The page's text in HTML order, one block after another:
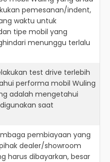
pemesanan/indent,
waktu untuk
tipe mobil yang
menunggu terlalu
test drive terlebih
performa mobil Wuling
adalah mengetahui
saat
pembiayaan yang
dealer/showroom
harus dibayarkan, besar